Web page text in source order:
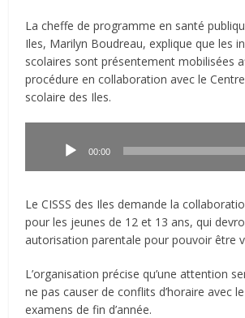
La cheffe de programme en santé
Iles, Marilyn Boudreau, explique que les
scolaires sont présentement mobilisées
procédure en collaboration avec le
scolaire des Iles.
00:00
Le CISSS des Iles demande la
pour les jeunes de 12 et 13 ans, qui
autorisation parentale pour pouvoir être
L’organisation précise qu’une attention
ne pas causer de conflits d’horaire avec
examens de fin d’année.